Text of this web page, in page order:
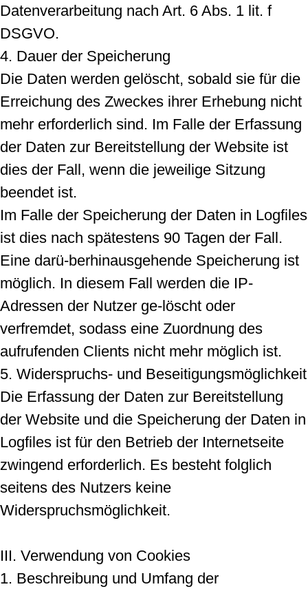
Datenverarbeitung nach Art. 6 Abs. 1 lit. f
DSGVO.
4. Dauer der Speicherung
Die Daten werden gelöscht, sobald sie für die
Erreichung des Zweckes ihrer Erhebung nicht
mehr erforderlich sind. Im Falle der Erfassung
der Daten zur Bereitstellung der Website ist
dies der Fall, wenn die jeweilige Sitzung
beendet ist.
Im Falle der Speicherung der Daten in Logfiles
ist dies nach spätestens 90 Tagen der Fall.
Eine darü-berhinausgehende Speicherung ist
möglich. In diesem Fall werden die IP-
Adressen der Nutzer ge-löscht oder
verfremdet, sodass eine Zuordnung des
aufrufenden Clients nicht mehr möglich ist.
5. Widerspruchs- und Beseitigungsmöglichkeit
Die Erfassung der Daten zur Bereitstellung
der Website und die Speicherung der Daten in
Logfiles ist für den Betrieb der Internetseite
zwingend erforderlich. Es besteht folglich
seitens des Nutzers keine
Widerspruchsmöglichkeit.
III. Verwendung von Cookies
1. Beschreibung und Umfang der